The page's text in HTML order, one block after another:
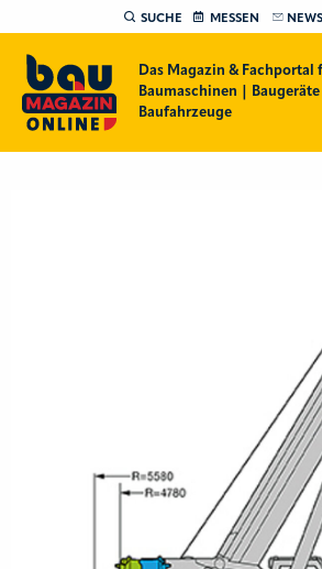
SUCHE MESSEN
Das Magazin & Fachportal
Baumaschinen | Baugeräte
Baufahrzeuge